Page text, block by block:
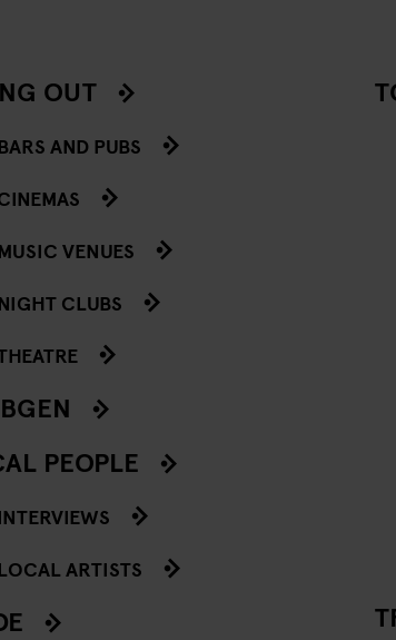
OUT
AND PUBS
VENUES
CLUBS
PEOPLE
ARTISTS